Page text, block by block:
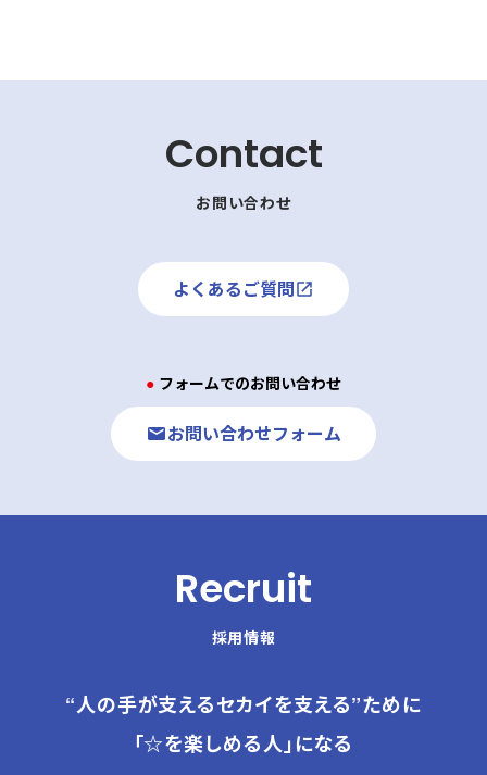
Contact
お問い合わせ
よくあるご質問
● フォームでのお問い合わせ
お問い合わせフォーム
Recruit
採用情報
“人の手が支えるセカイを支える”ために
「☆を楽しめる人」になる